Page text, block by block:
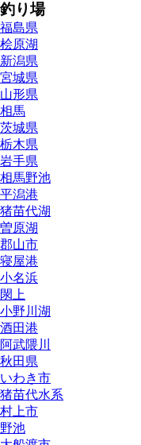
釣り場
福島県
桧原湖
新潟県
宮城県
山形県
相馬
茨城県
栃木県
岩手県
相馬野池
平潟港
猪苗代湖
曽原湖
郡山市
寝屋港
小名浜
閖上
小野川湖
酒田港
阿武隈川
秋田県
いわき市
猪苗代水系
村上市
野池